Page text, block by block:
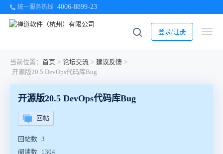
统一服务热线 4006-8899-23
登录/注册
当前位置： 首页 > 论坛交流 > 建议反馈 >
开源版20.5 DevOps代码库Bug
开源版20.5 DevOps代码库Bug
回帖
回帖数 3
阅读数 1304